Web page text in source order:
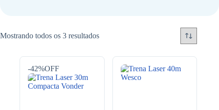
Mostrando todos os 3 resultados
-42%OFF